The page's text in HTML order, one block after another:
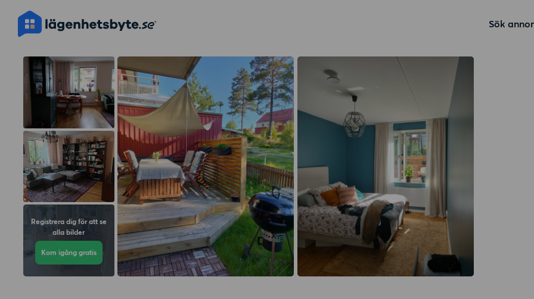
Sök
Registrera dig för att se
alla bilder
Kom igång gratis